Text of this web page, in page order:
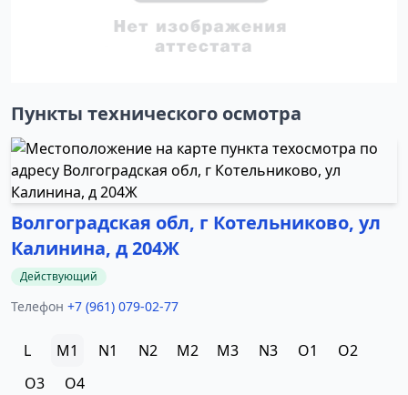
Пункты технического осмотра
Волгоградская обл, г Котельниково, ул
Калинина, д 204Ж
Действующий
Телефон +7 (961) 079-02-77
L M1 N1 N2 M2 M3 N3 O1
O2
O3
O4